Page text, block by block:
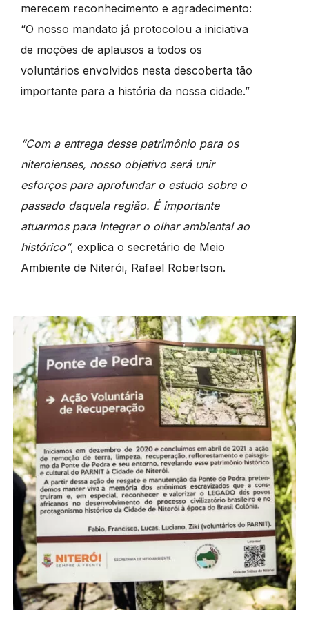
merecem reconhecimento e agradecimento:
“O nosso mandato já protocolou a iniciativa
de moções de aplausos a todos os
voluntários envolvidos nesta descoberta tão
importante para a história da nossa cidade.”
“Com a entrega desse patrimônio para os
niteroienses, nosso objetivo será unir
esforços para aprofundar o estudo sobre o
passado daquela região. É importante
atuarmos para integrar o olhar ambiental ao
histórico”, explica o secretário de Meio
Ambiente de Niterói, Rafael Robertson.